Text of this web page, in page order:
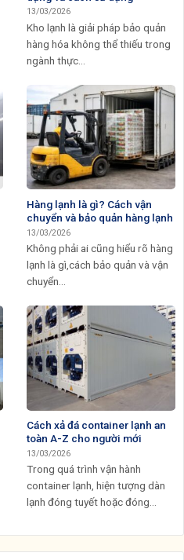
13/03/2026
Kho lạnh là giải pháp bảo quản
hàng hóa không thể thiếu trong
ngành thực...
Hàng lạnh là gì? Cách vận
chuyển và bảo quản hàng lạnh
13/03/2026
Không phải ai cũng hiểu rõ hàng
lạnh là gì,cách bảo quản và vận
chuyển...
Cách xả đá container lạnh an
toàn A-Z cho người mới
13/03/2026
Trong quá trình vận hành
container lạnh, hiện tượng dàn
lạnh đóng tuyết hoặc đóng...